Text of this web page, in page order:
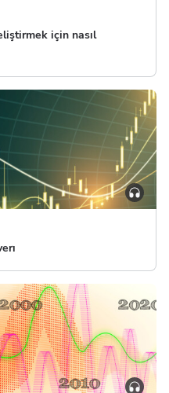
için nasıl